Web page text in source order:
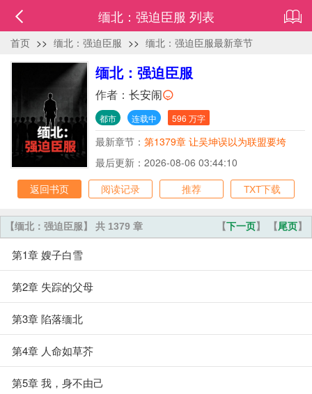
缅北：强迫臣服 列表
首页 >> 缅北：强迫臣服 >> 缅北：强迫臣服最新章节
缅北：强迫臣服
作者： 长安闹
都市 连载中 596 万字
最新章节： 第1379章 让吴坤误以为联盟要垮
最后更新：2026-08-06 03:44:10
返回书页
阅读记录 推荐 TXT下载
【下一页】 【尾页】
【缅北：强迫臣服】 共 1379 章
第1章 嫂子白雪
第2章 失踪的父母
第3章 陷落缅北
第4章 人命如草芥
第5章 我，身不由己